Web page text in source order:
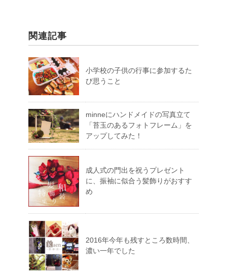
関連記事
小学校の子供の行事に参加するた
び思うこと
minneにハンドメイドの写真立て
「苔玉のあるフォトフレーム」を
アップしてみた！
成人式の門出を祝うプレゼント
に、振袖に似合う髪飾りがおすす
め
2016年今年も残すところ数時間、
濃い一年でした